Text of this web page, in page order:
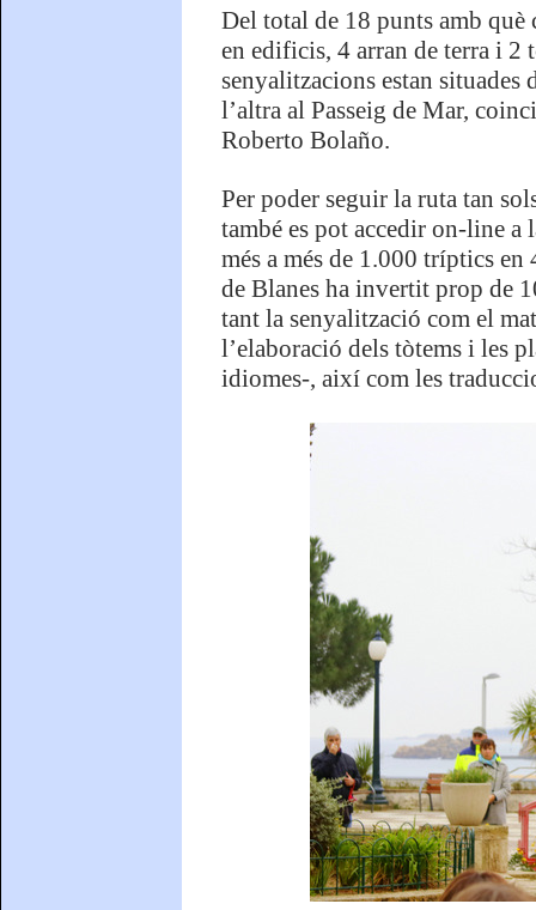
Del total de 18 punts amb què
en edificis, 4 arran de terra i 2
senyalitzacions estan situades
l’altra al Passeig de Mar,
Roberto Bolaño.
Per poder seguir la ruta tan
també es pot accedir on-line a
més a més de 1.000 tríptics
de Blanes ha invertit prop de
tant la senyalització com el
l’elaboració dels tòtems i les
idiomes-, així com les